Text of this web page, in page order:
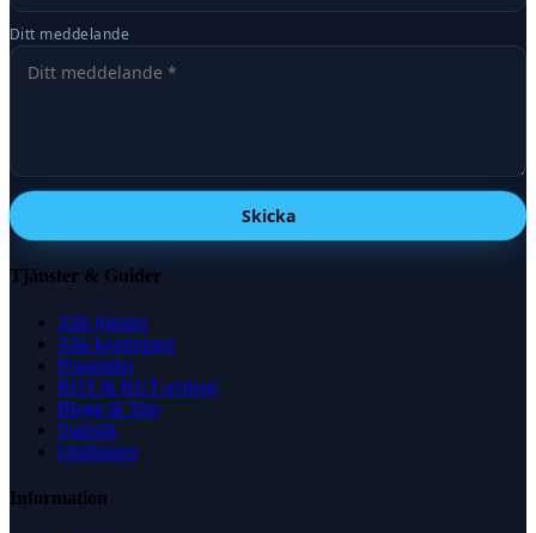
Ditt meddelande
Skicka
Tjänster & Guider
Alla tjänster
Alla kommuner
Prisguider
ROT & RUT-avdrag
Blogg & Tips
Statistik
Omdömen
Information